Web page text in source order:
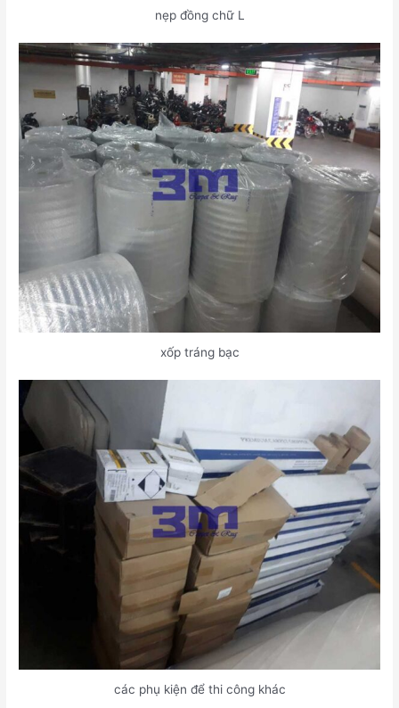
nẹp đồng chữ L
xốp tráng bạc
các phụ kiện để thi công khác